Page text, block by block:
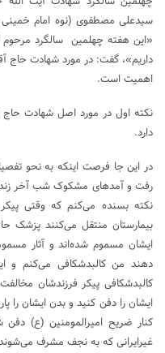
سیدعلی مصطفوی (نوه امام خمینی
«این هفته چهلمین سالگرد
داریم»، گفت: در مورد شهادت حاج
اهمیت است.
نکته اول در مورد اصل شهادت حاج
دارد.
در این جا فرصت اینکه به نحو
رفت و آمدهای مشکوک شب آخر
نکته بسنده می‌کنم که وقتی
بیمارستان منتقل می‌کنند پزشک
ایشان مسموم شده‌اند و آثار
دهند من کالبدشکافی می‌کنم و
کالبدشکافی پیکر فرزندشان
ایشان را دفن کنید و بدن ایشان را
کنار ضریح امیرالمومنین (ع) دفن
غیرایرانی که به نجف مشرف